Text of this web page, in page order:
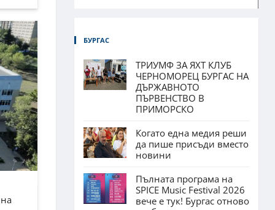
БУРГАС
ТРИУМФ ЗА ЯХТ КЛУБ
ЧЕРНОМОРЕЦ БУРГАС НА
ДЪРЖАВНОТО
ПЪРВЕНСТВО В
ПРИМОРСКО
Когато една медия реши
да пише присъди вместо
новини
Пълната програма на
SPICE Music Festival 2026
вече е тук! Бургас отново